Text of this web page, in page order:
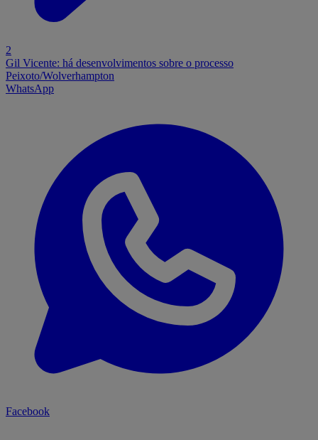
2
Gil Vicente: há desenvolvimentos sobre o processo
Peixoto/Wolverhampton
WhatsApp
Facebook